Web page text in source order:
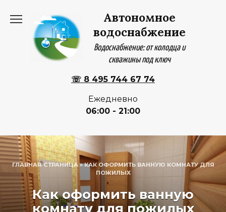
содержанию
Автономное
водоснабжение
Водоснабжение: от колодца и
скважины под ключ
☏ 8 495 744 67 74
Ежедневно
06:00 - 21:00
ГЛАВНАЯ СТРАНИЦА»КАК ОФОРМИТЬ ВАННУЮ КОМНАТУ ДЛЯ
ПОЖИЛЫХ
Как оформить ванную
комнату для пожилых